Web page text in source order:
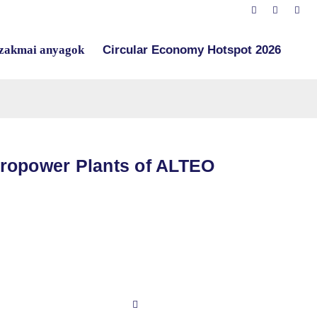
anyagok Circular Economy Hotspot 2026
Plants of ALTEO